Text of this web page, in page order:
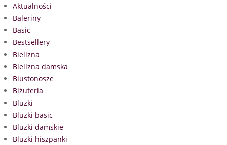
Aktualności
Baleriny
Basic
Bestsellery
Bielizna
Bielizna damska
Biustonosze
Biżuteria
Bluzki
Bluzki basic
Bluzki damskie
Bluzki hiszpanki